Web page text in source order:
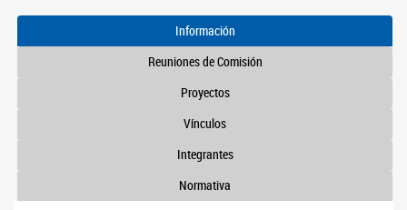
Información
Reuniones de Comisión
Proyectos
Vínculos
Integrantes
Normativa